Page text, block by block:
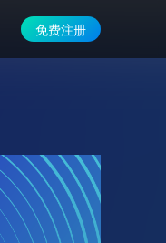
免费注册